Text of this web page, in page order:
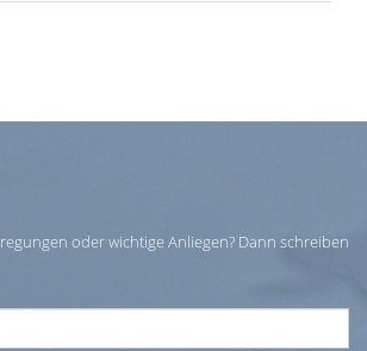
oder wichtige Anliegen? Dann schreiben